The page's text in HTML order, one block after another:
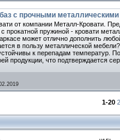
с прочными металлическими
от компании Металл-Кровати.
прокатной пружиной - кровати
может отлично дополнить
в пользу металлической
к перепадам температур.
продукции, что подтверждается
1-20